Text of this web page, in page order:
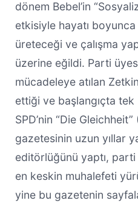
dönem Bebel’in
etkisiyle hayatı
üreteceği ve çalışma
üzerine eğildi. Parti
mücadeleye atılan
ettiği ve başlangıçta tek
SPD’nin “Die Gleichheit”
gazetesinin uzun yıllar
editörlüğünü yaptı,
en keskin muhalefeti
yine bu gazetenin